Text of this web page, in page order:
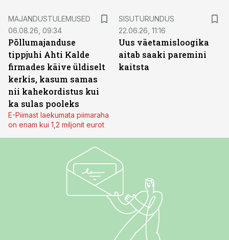
MAJANDUSTULEMUSED
06.08.26, 09:34
Põllumajanduse
tippjuhi Ahti Kalde
firmades käive üldiselt
kerkis, kasum samas
nii kahekordistus kui
ka sulas pooleks
E-Piimast laekumata piimaraha
on enam kui 1,2 miljonit eurot
SISUTURUNDUS
22.06.26, 11:16
Uus väetamisloogika
aitab saaki paremini
kaitsta